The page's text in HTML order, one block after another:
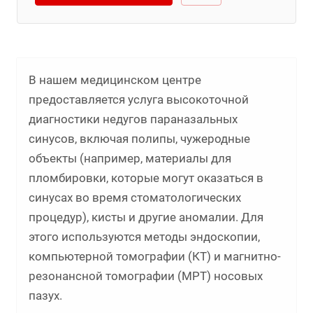
В нашем медицинском центре
предоставляется услуга высокоточной
диагностики недугов параназальных
синусов, включая полипы, чужеродные
объекты (например, материалы для
пломбировки, которые могут оказаться в
синусах во время стоматологических
процедур), кисты и другие аномалии. Для
этого используются методы эндоскопии,
компьютерной томографии (КТ) и магнитно-
резонансной томографии (МРТ) носовых
пазух.